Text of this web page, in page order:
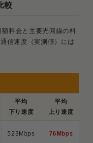
較
料金と主要光回線の料
信速度（実測値）には
平均
下り速度
平均
上り速度
523Mbps 76Mbps